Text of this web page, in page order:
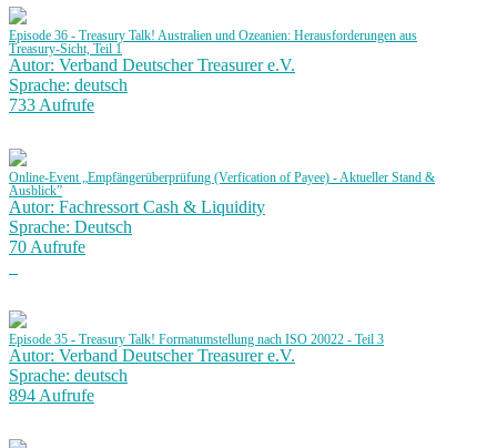
Episode 36 - Treasury Talk! Australien und Ozeanien: Herausforderungen aus
Treasury-Sicht, Teil 1
Autor: Verband Deutscher Treasurer e.V.
Sprache: deutsch
733 Aufrufe
Online-Event „Empfängerüberprüfung (Verfication of Payee) - Aktueller Stand &
Ausblick”
Autor: Fachressort Cash & Liquidity
Sprache: Deutsch
70 Aufrufe
Episode 35 - Treasury Talk! Formatumstellung nach ISO 20022 - Teil 3
Autor: Verband Deutscher Treasurer e.V.
Sprache: deutsch
894 Aufrufe